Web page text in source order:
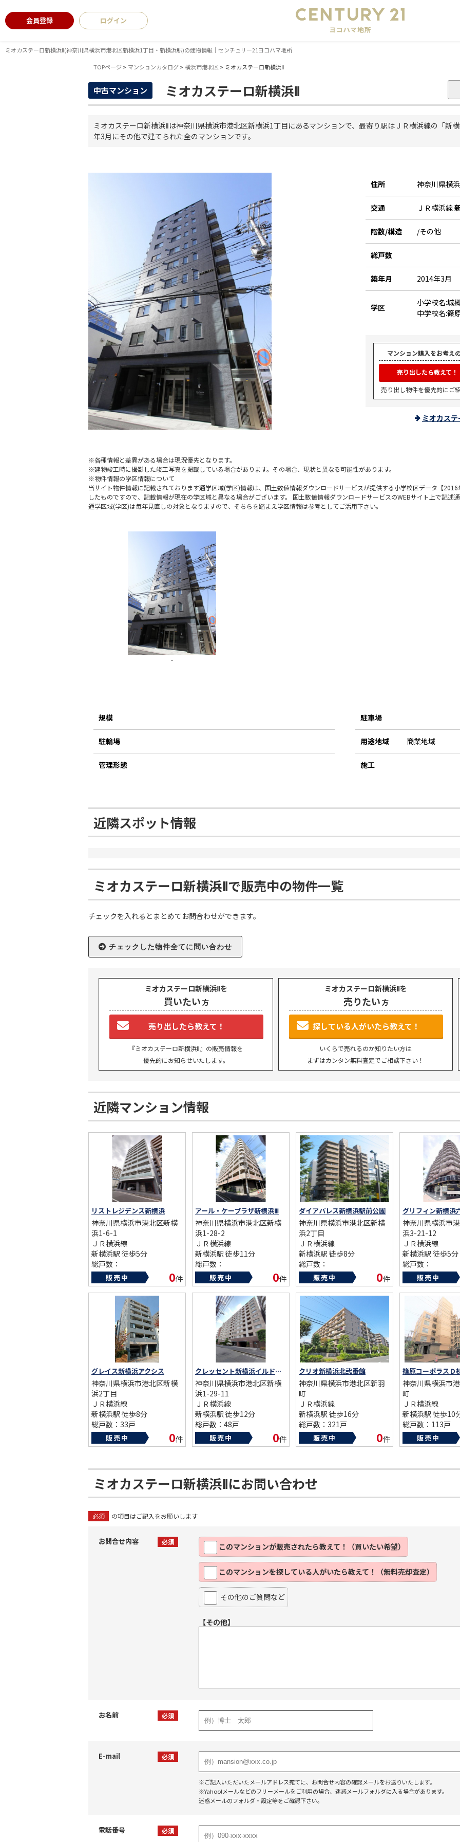
ミオカステーロ新横浜Ⅱ(神奈川県横浜市港北区新横浜1丁目・新横浜駅)の建物情報｜センチュリー21ヨコハマ地所
会員登録 ログイン
TOP
トップページ
SEARCH
新横浜のマン
BUY
買いたい
SALE
売りたい
RENT LEASE BACK
INHERITANCE
不動産相続
COMPANY
会社概要
STAFF
スタッフ紹介
RECRUIT
採用情報
CONTACT
お問い合わせ
TOPページ > マンションカタログ>横浜市港北区> ミオカステーロ新横浜Ⅱ
中古マンション ミオカステーロ新横浜Ⅱ
ミオカステーロ新横浜Ⅱは神奈川県横浜市港北区新横浜1丁目にあるマンションで、最寄り駅はＪＲ横浜線の「新
年3月にその他で建てられた全のマンションです。
住所 神奈川県横
交通 ＪＲ横浜線
階数/構造 /その他
総戸数
築年月 2014年3月
学区
小学校名:城
中学校名:篠
マンション購入をお考え
売り出したら教えて！
売り出し物件を優先的にご
ミオカス
※各種情報と差異がある場合は現況優先となります。
※建物竣工時に撮影した竣工写真を掲載している場合があります。その場合、現状と異なる可能性があります。
※物件情報の学区情報について
当サイト物件情報に記載されております通学区域(学区)情報は、国土数値情報ダウンロードサービスが提供する小学校区データ【
したものですので、記載情報が現在の学区域と異なる場合がございます。 国土数値情報ダウンロードサービスのWEBサイト上で記述
通学区域(学区)は毎年見直しの対象となりますので、そちらを踏まえ学区情報は参考としてご活用下さい。
-
規模
駐輪場
管理形態
駐車場
用途地域 商業地域
施工
近隣スポット情報
ミオカステーロ新横浜Ⅱで販売中の物件一覧
チェックを入れるとまとめてお問合わせができます。
ミオカステーロ新横浜Ⅱを
買いたい 方
売り出したら教えて！
『ミオカステーロ新横浜Ⅱ』の販売情報を
優先的にお知らせいたします。
ミオカステーロ新横浜Ⅱを
売りたい 方
探している人がいたら教えて！
いくらで売れるのか知りたい方は
まずはカンタン無料査定でご相談下さい！
近隣マンション情報
リストレジデンス新横浜
神奈川県横浜市港北区新横
浜1-6-1
ＪＲ横浜線
新横浜駅 徒歩5分
総戸数：
築年数：2012年
販売中 0件
アール・ケープラザ新横浜Ⅲ
神奈川県横浜市港北区新横
浜1-28-2
ＪＲ横浜線
新横浜駅 徒歩11分
総戸数：
築年数：2006年
販売中 0件
ダイアパレス新横浜駅前公園
神奈川県横浜市港北区新横
浜2丁目
ＪＲ横浜線
新横浜駅 徒歩8分
総戸数：
築年数：1998年
販売中 0件
グリフィン新横浜
神奈川県横浜市
浜3-21-12
ＪＲ横浜線
新横浜駅 徒歩5分
総戸数：
築年数：2004年
販売中
グレイス新横浜アクシス
神奈川県横浜市港北区新横
浜2丁目
ＪＲ横浜線
新横浜駅 徒歩8分
総戸数：33戸
築年数：2003年
販売中 0件
クレッセント新横浜イルドマーニ
神奈川県横浜市港北区新横
浜1-29-11
ＪＲ横浜線
新横浜駅 徒歩12分
総戸数：48戸
築年数：2002年
販売中 0件
クリオ新横浜北弐番館
神奈川県横浜市港北区新羽
町
ＪＲ横浜線
新横浜駅 徒歩16分
総戸数：321戸
築年数：1998年
販売中 0件
篠原コーポラスＤ
神奈川県横浜市
町
ＪＲ横浜線
新横浜駅 徒歩10
総戸数：113戸
築年数：1976年
販売中
ミオカステーロ新横浜Ⅱにお問い合わせ
必須 の項目はご記入をお願いします
お問合せ内容 必須 このマンションが販売されたら教えて！（買いたい希望）
このマンションを探している人がいたら教えて！（無料売却査定）
その他のご質問など
【その他】
お名前 必須
E-mail 必須
※ご記入いただいたメールアドレス宛てに、お問合せ内容の確認メールをお送りいたします。
※Yahoo!メールなどのフリーメールをご利用の場合、迷惑メールフォルダに入る場合があります。
迷惑メールのフォルダ・設定等をご確認下さい。
電話番号 必須